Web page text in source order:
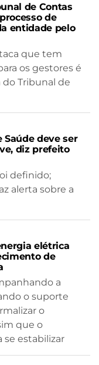
de Contas
de
entidade pelo
que tem
os gestores é
Tribunal de
Saúde deve ser
diz prefeito
definido;
alerta sobre a
elétrica
de
a
o suporte
o
que o
se estabilizar